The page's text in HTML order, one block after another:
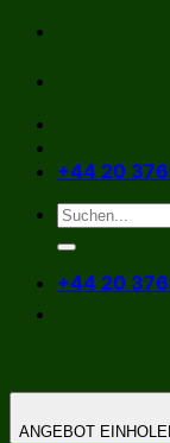
Zum
springen
+44 20
+44 20
ANGEBOT